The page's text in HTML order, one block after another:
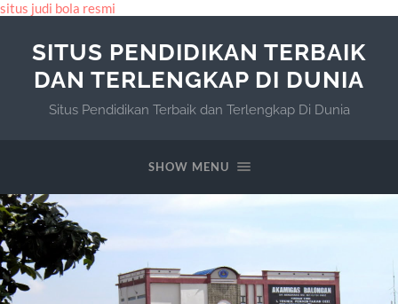
situs judi bola resmi
SITUS PENDIDIKAN TERBAIK
DAN TERLENGKAP DI DUNIA
Situs Pendidikan Terbaik dan Terlengkap Di Dunia
SHOW MENU